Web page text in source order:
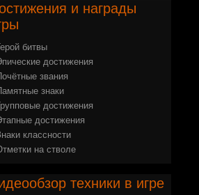
и награды
битвы
достижения
звания
знаки
достижения
достижения
классности
на стволе
техники в игре